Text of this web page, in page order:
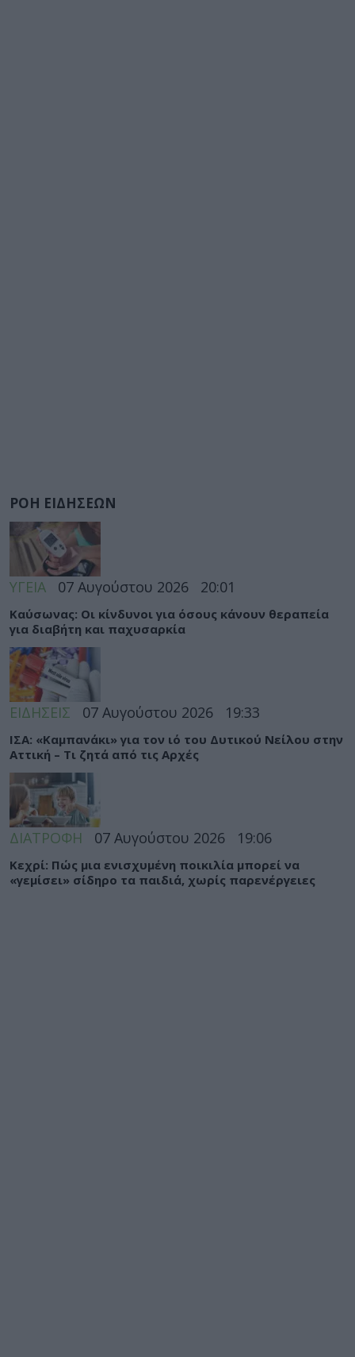
ΡΟΗ ΕΙΔΗΣΕΩΝ
ΥΓΕΙΑ 07 Αυγούστου 2026 20:01
Καύσωνας: Οι κίνδυνοι για όσους κάνουν θεραπεία
για διαβήτη και παχυσαρκία
ΕΙΔΗΣΕΙΣ 07 Αυγούστου 2026 19:33
ΙΣΑ: «Καμπανάκι» για τον ιό του Δυτικού Νείλου στην
Αττική – Τι ζητά από τις Αρχές
ΔΙΑΤΡΟΦΗ 07 Αυγούστου 2026 19:06
Κεχρί: Πώς μια ενισχυμένη ποικιλία μπορεί να
«γεμίσει» σίδηρο τα παιδιά, χωρίς παρενέργειες